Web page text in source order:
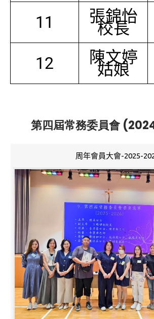
11 張錦怡
校長
12 陳文婷
姑娘
第四屆常務委員會
周年會員大會-2025-